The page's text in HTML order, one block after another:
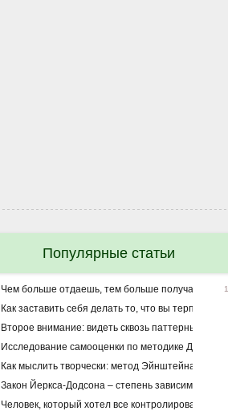
Популярные статьи
Чем больше отдаешь, тем больше получаешь
Как заставить себя делать то, что вы терпеть
Второе внимание: видеть сквозь паттерны
Исследование самооценки по методике Дембо
Как мыслить творчески: метод Эйнштейна
Закон Йеркса-Додсона – степень зависимости
Человек, который хотел все контролировать